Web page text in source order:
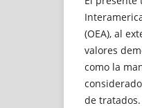
(OEA), al
valores
como la
de